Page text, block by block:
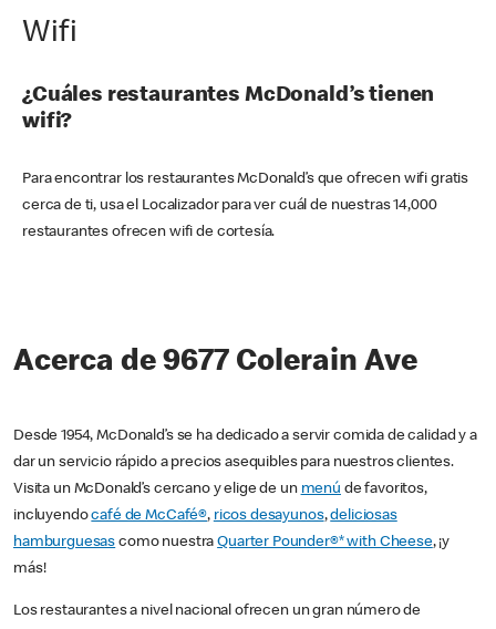
Wifi
¿Cuáles restaurantes McDonald’s tienen
wifi?
Para encontrar los restaurantes McDonald’s que ofrecen wifi gratis
cerca de ti, usa el Localizador para ver cuál de nuestras 14,000
restaurantes ofrecen wifi de cortesía.
Acerca de 9677 Colerain Ave
Desde 1954, McDonald’s se ha dedicado a servir comida de calidad y a
dar un servicio rápido a precios asequibles para nuestros clientes.
Visita un McDonald’s cercano y elige de un menú de favoritos,
incluyendocafé de McCafé®, ricos desayunos,deliciosas
hamburguesas como nuestraQuarter Pounder®* with Cheese, ¡y
más!
Los restaurantes a nivel nacional ofrecen un gran número de